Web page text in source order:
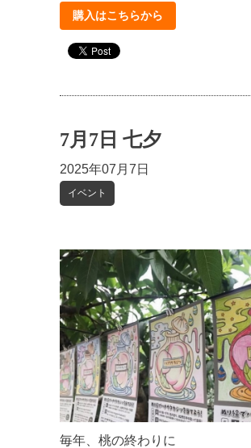
購入はこちらから
7月7日 七夕
2025年07月7日
イベント
毎年、桃の終わりに